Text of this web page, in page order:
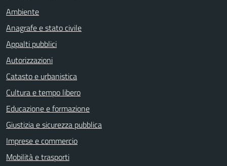
Ambiente
Anagrafe e stato civile
Appalti pubblici
Autorizzazioni
Catasto e urbanistica
Cultura e tempo libero
Educazione e formazione
Giustizia e sicurezza pubblica
Imprese e commercio
Mobilità e trasporti